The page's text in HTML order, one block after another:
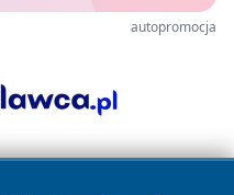
autopromocja